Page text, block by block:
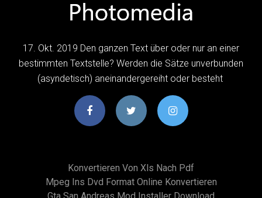
17. Okt. 2019 Den ganzen Text über oder nur an einer
bestimmten Textstelle? Werden die Sätze unverbunden
(asyndetisch) aneinandergereiht oder besteht
Konvertieren Von Xls Nach Pdf
Mpeg Ins Dvd Format Online Konvertieren